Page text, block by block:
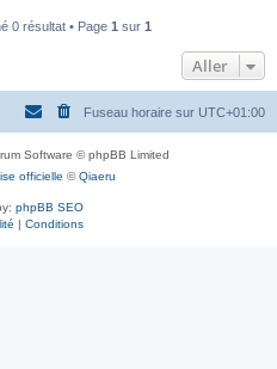
e
r
0 résultat • Page 1 sur 1
Aller
Fuseau horaire sur UTC+01:00
Software © phpBB Limited
officielle ©Qiaeru
phpBB SEO
| Conditions